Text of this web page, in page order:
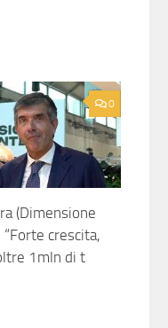
0
(Dimensione
crescita,
1mln di t